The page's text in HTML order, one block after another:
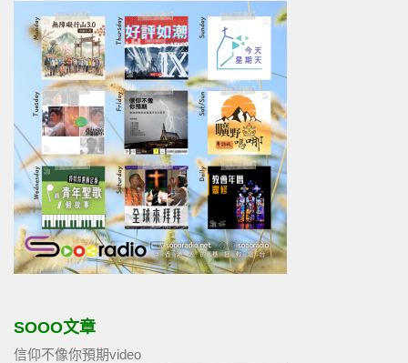
SOOO文章
信仰不像你預期video